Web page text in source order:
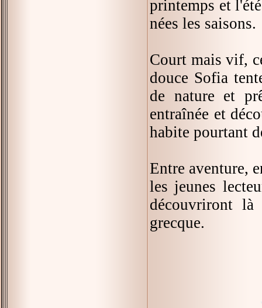
printemps et
nées les saisons.
Court mais vif,
douce Sofia
de nature et
entraînée et
habite pourtant
Entre aventure,
les jeunes
découvriront
grecque.